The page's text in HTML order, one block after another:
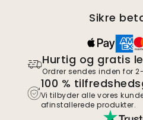
Sikre
Hurtig og gratis
Ordrer sendes inden for
100 %
Vi tilbyder alle vores
afinstallerede produkter.